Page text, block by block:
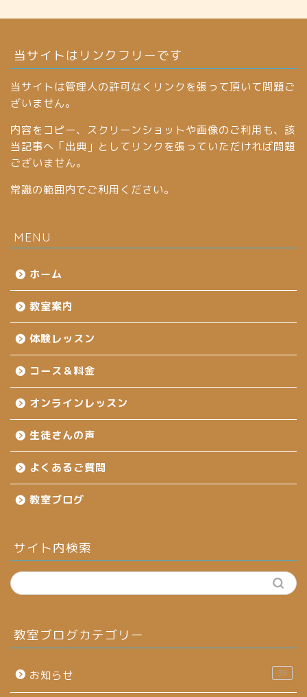
当サイトはリンクフリーです
当サイトは管理人の許可なくリンクを張って頂いて問題ご
ざいません。
内容をコピー、スクリーンショットや画像のご利用も、該
当記事へ「出典」としてリンクを張っていただければ問題
ございません。
常識の範囲内でご利用ください。
MENU
ホーム
教室案内
体験レッスン
コース＆料金
オンラインレッスン
生徒さんの声
よくあるご質問
教室ブログ
サイト内検索
教室ブログカテゴリー
お知らせ 39